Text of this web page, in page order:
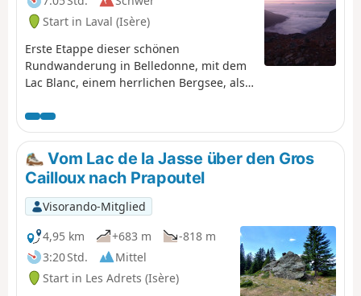
Start in Laval (Isère)
Erste Etappe dieser schönen
Rundwanderung in Belledonne, mit dem
Lac Blanc, einem herrlichen Bergsee, als
Vom Lac de la Jasse über den Gros
Cailloux nach Prapoutel
Visorando-Mitglied
4,95 km
+683 m
-818 m
3:20 Std.
Mittel
Start in Les Adrets (Isère)